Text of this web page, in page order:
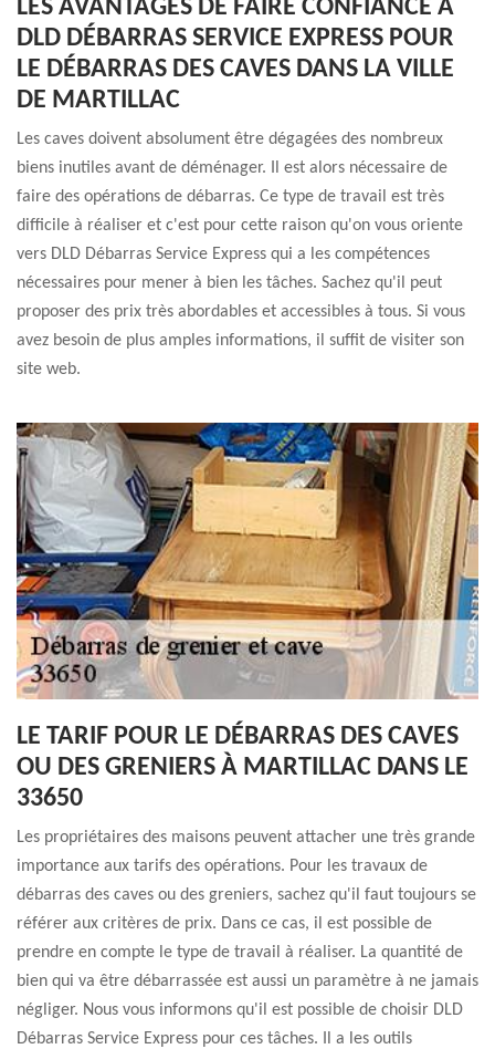
LES AVANTAGES DE FAIRE CONFIANCE À
DLD DÉBARRAS SERVICE EXPRESS POUR
LE DÉBARRAS DES CAVES DANS LA VILLE
DE MARTILLAC
Les caves doivent absolument être dégagées des nombreux
biens inutiles avant de déménager. Il est alors nécessaire de
faire des opérations de débarras. Ce type de travail est très
difficile à réaliser et c'est pour cette raison qu'on vous oriente
vers DLD Débarras Service Express qui a les compétences
nécessaires pour mener à bien les tâches. Sachez qu'il peut
proposer des prix très abordables et accessibles à tous. Si vous
avez besoin de plus amples informations, il suffit de visiter son
site web.
LE TARIF POUR LE DÉBARRAS DES CAVES
OU DES GRENIERS À MARTILLAC DANS LE
33650
Les propriétaires des maisons peuvent attacher une très grande
importance aux tarifs des opérations. Pour les travaux de
débarras des caves ou des greniers, sachez qu'il faut toujours se
référer aux critères de prix. Dans ce cas, il est possible de
prendre en compte le type de travail à réaliser. La quantité de
bien qui va être débarrassée est aussi un paramètre à ne jamais
négliger. Nous vous informons qu'il est possible de choisir DLD
Débarras Service Express pour ces tâches. Il a les outils